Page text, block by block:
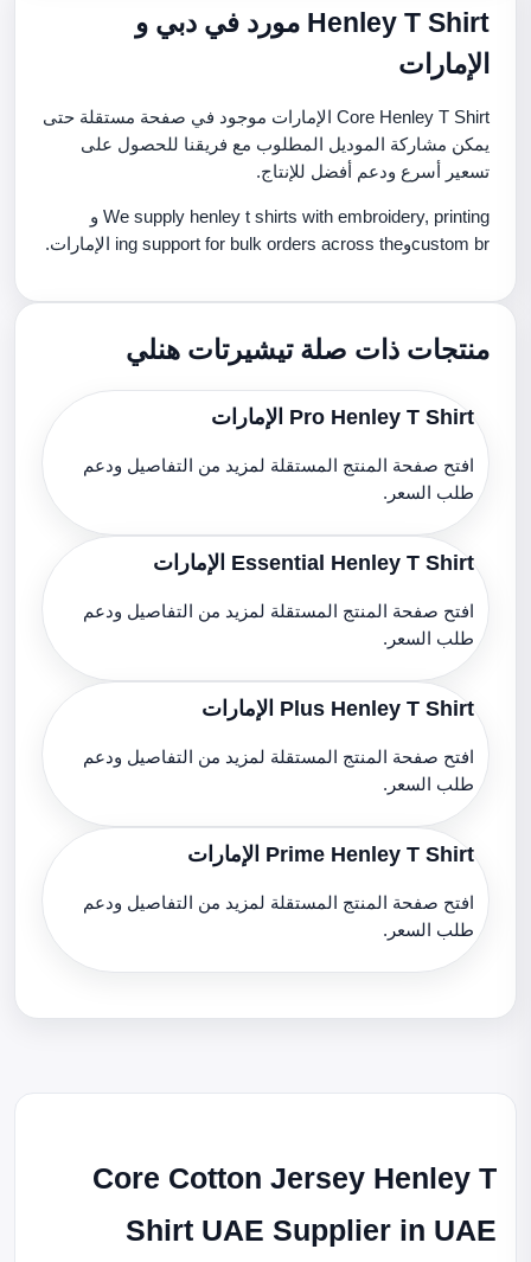
Henley T Shirt مورد في دبي و
الإمارات
Core Henley T Shirt الإمارات موجود في صفحة مستقلة حتى
يمكن مشاركة الموديل المطلوب مع فريقنا للحصول على
تسعير أسرع ودعم أفضل للإنتاج.
We supply henley t shirts with embroidery, printing و
custom brوing support for bulk orders across the الإمارات.
منتجات ذات صلة تيشيرتات هنلي
Pro Henley T Shirt الإمارات
افتح صفحة المنتج المستقلة لمزيد من التفاصيل ودعم
طلب السعر.
Essential Henley T Shirt الإمارات
افتح صفحة المنتج المستقلة لمزيد من التفاصيل ودعم
طلب السعر.
Plus Henley T Shirt الإمارات
افتح صفحة المنتج المستقلة لمزيد من التفاصيل ودعم
طلب السعر.
Prime Henley T Shirt الإمارات
افتح صفحة المنتج المستقلة لمزيد من التفاصيل ودعم
طلب السعر.
Core Cotton Jersey Henley T
Shirt UAE Supplier in UAE